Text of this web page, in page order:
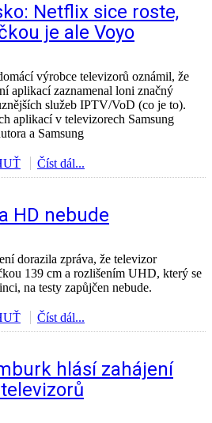
Netflix sice roste,
je ale Voyo
výrobce televizorů oznámil, že
aplikací zaznamenal loni značný
služeb IPTV/VoD (co je to).
aplikací v televizorech Samsung
a Samsung
Číst dál...
HD nebude
dorazila zpráva, že televizor
139 cm a rozlišením UHD, který se
na testy zapůjčen nebude.
Číst dál...
hlásí zahájení